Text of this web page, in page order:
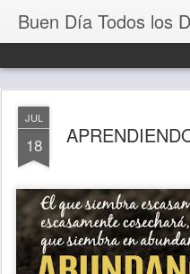
Buen Día Todos los
JUL
18